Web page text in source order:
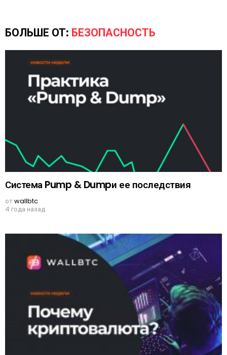
БОЛЬШЕ ОТ: БЕЗОПАСНОСТЬ
Система Pump & Dumpи ее последствия
отwallbtc
4 года назад